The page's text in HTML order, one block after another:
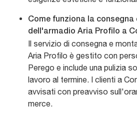
Come funziona la consegna
dell'armadio Aria Profilo a
Il servizio di consegna e
Aria Profilo è gestito con
Perego e include una pulizia
lavoro al termine. I clienti a
avvisati con preavviso
merce.